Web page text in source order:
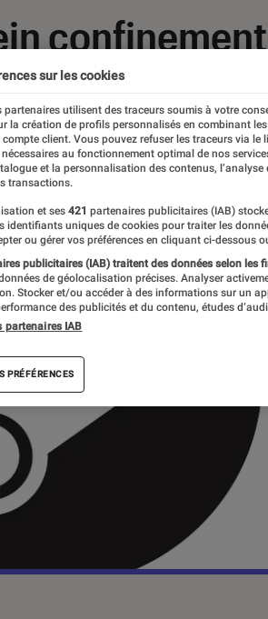
sur les cookies
partenaires utilisent des traceurs soumis à votre
la création de profils personnalisés en combinant
compte client. Vous pouvez refuser les traceurs via le
au fonctionnement optimal de nos
et la personnalisation des contenus,
transactions.
et ses 421 partenaires publicitaires (IAB)
identifiants uniques de cookies pour traiter les
ou gérer vos préférences en cliquant ci-dessous
publicitaires (IAB) traitent des données selon les
de géolocalisation précises. Analyser
Stocker et/ou accéder à des informations sur un
des publicités et du contenu, études
partenaires IAB
PRÉFÉRENCES